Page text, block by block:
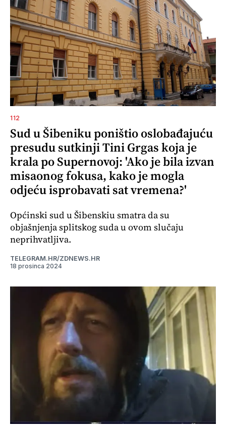
112
Sud u Šibeniku poništio oslobađajuću
presudu sutkinji Tini Grgas koja je
krala po Supernovoj: 'Ako je bila izvan
misaonog fokusa, kako je mogla
odjeću isprobavati sat vremena?'
Općinski sud u Šibenskiu smatra da su
objašnjenja splitskog suda u ovom slučaju
neprihvatljiva.
TELEGRAM.HR/ZDNEWS.HR
18 prosinca 2024